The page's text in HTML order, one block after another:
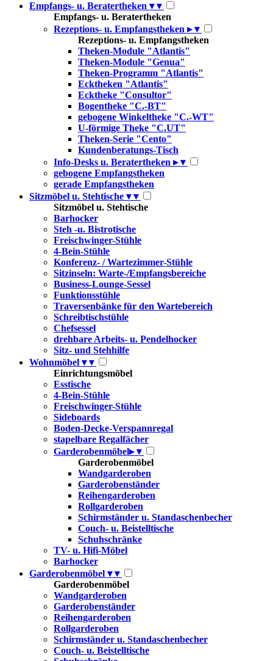
Empfangs- u. Beratertheken ▾ ▾
Empfangs- u. Beratertheken
Rezeptions- u. Empfangstheken ▸ ▾
Rezeptions- u. Empfangstheken
Theken-Module "Atlantis"
Theken-Module "Genua"
Theken-Programm "Atlantis"
Ecktheken "Atlantis"
Ecktheke "Consultor"
Bogentheke "C.-BT"
gebogene Winkeltheke "C.-WT"
U-förmige Theke "C.UT"
Theken-Serie "Cento"
Kundenberatungs-Tisch
Info-Desks u. Beratertheken ▸ ▾
gebogene Empfangstheken
gerade Empfangstheken
Sitzmöbel u. Stehtische ▾ ▾
Sitzmöbel u. Stehtische
Barhocker
Steh -u. Bistrotische
Freischwinger-Stühle
4-Bein-Stühle
Konferenz- / Wartezimmer-Stühle
Sitzinseln: Warte-/Empfangsbereiche
Business-Lounge-Sessel
Funktionsstühle
Traversenbänke für den Wartebereich
Schreibtischstühle
Chefsessel
drehbare Arbeits- u. Pendelhocker
Sitz- und Stehhilfe
Wohnmöbel ▾ ▾
Einrichtungsmöbel
Esstische
4-Bein-Stühle
Freischwinger-Stühle
Sideboards
Boden-Decke-Verspannregal
stapelbare Regalfächer
Garderobenmöbel▸ ▾
Garderobenmöbel
Wandgarderoben
Garderobenständer
Reihengarderoben
Rollgarderoben
Schirmständer u. Standaschenbecher
Couch- u. Beistelltische
Schuhschränke
TV- u. Hifi-Möbel
Barhocker
Garderobenmöbel ▾ ▾
Garderobenmöbel
Wandgarderoben
Garderobenständer
Reihengarderoben
Rollgarderoben
Schirmständer u. Standaschenbecher
Couch- u. Beistelltische